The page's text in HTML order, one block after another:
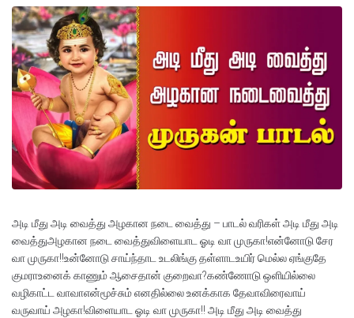
அடி மீது அடி வைத்து அழகான நடை வைத்து – பாடல் வரிகள் அடி மீது அடி
வைத்துஅழகான நடை வைத்துவிளையாட ஓடி வா முருகா!என்னோடு சேர
வா முருகா!!உன்னோடு சாய்ந்தாட உடலிங்கு தள்ளாடஉயிர் மெல்ல ஏங்குதே
குமராஉனைக் காணும் ஆசைதான் குறைவா?கண்ணோடு ஒளியில்லை
வழிகாட்ட வாவாஎன்மூச்சும் எனதில்லை உனக்காக தேவாவிரைவாய்
வருவாய் அழகா!விளையாட ஓடி வா முருகா!! அடி மீது அடி வைத்து